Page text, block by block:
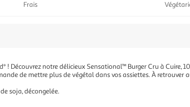
Frais
! Découvrez notre délicieux Sensational™ Burger Cru à Cuire,
de mettre plus de végétal dans vos assiettes. À retrouver
soja, décongelée.